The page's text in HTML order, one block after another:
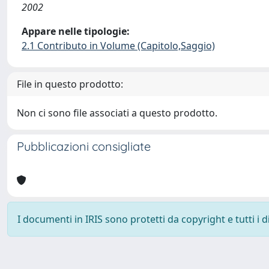
2002
Appare nelle tipologie:
2.1 Contributo in Volume (Capitolo,Saggio)
File in questo prodotto:
Non ci sono file associati a questo prodotto.
Pubblicazioni consigliate
I documenti in IRIS sono protetti da copyright e tutti i